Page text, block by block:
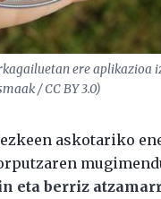
ere aplikazioa
/ CC BY 3.0)
askotariko
eta berriz